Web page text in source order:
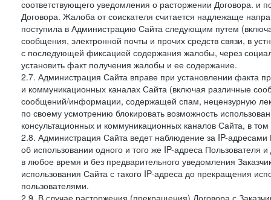
соответствующего уведомления о расторжении Договора. и
Договора. Жалоба от соискателя считается надлежаще
поступила в Администрацию Сайта следующим путем
сообщения, электронной почты и прочих средств связи, в
с последующей фиксацией содержания жалобы, через
установить факт получения жалобы и ее содержание.
2.7. Администрация Сайта вправе при установлении факта
и коммуникационных каналах Сайта (включая различные
сообщений/информации, содержащей спам, нецензурную
по своему усмотрению блокировать возможность
консультационных и коммуникационных каналов Сайта, в
2.8. Администрация Сайта ведет наблюдение за IP-
об использовании одного и того же IP-адреса Пользователя
в любое время и без предварительного уведомления
использования Сайта с такого IP-адреса до прекращения
пользователями.
2.9. В случае расторжения (прекращения) Договора с